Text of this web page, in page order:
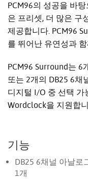
PCM96의 성공을 바
은 프리셋, 더 많은 구
제공합니다. PCM96
를 뛰어난 유연성과
PCM96 Surround는 6
또는 2개의 DB25 6채
디지털 I/O 중 선택 가
Wordclock을 지원합
기능
DB25 6채널 아날로
1개